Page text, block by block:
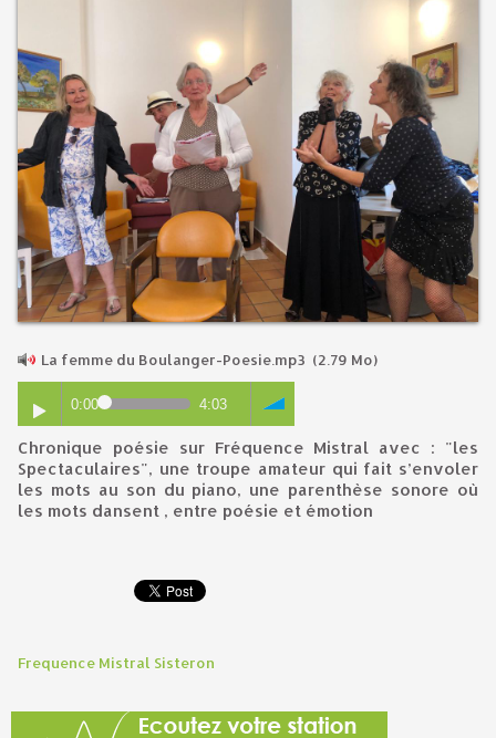
La femme du Boulanger-Poesie.mp3 (2.79 Mo)
0:00 4:03
Chronique poésie sur Fréquence Mistral avec : "les
Spectaculaires", une troupe amateur qui fait s’envoler
les mots au son du piano, une parenthèse sonore où
les mots dansent , entre poésie et émotion
Frequence Mistral Sisteron